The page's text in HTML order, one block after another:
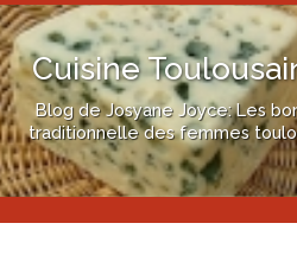
Cuisine
Blog de Josyane Joyce: Les
traditionnelle des femmes